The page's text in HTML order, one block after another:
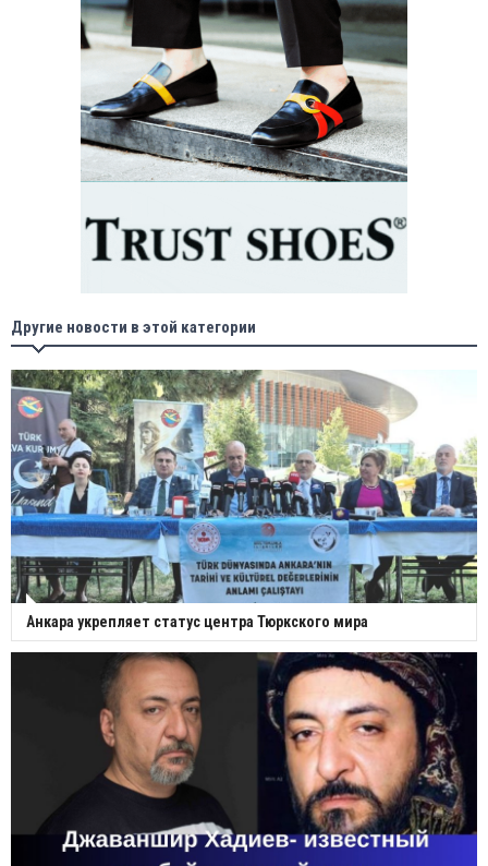
Другие новости в этой категории
Анкара укрепляет статус центра Тюркского мира